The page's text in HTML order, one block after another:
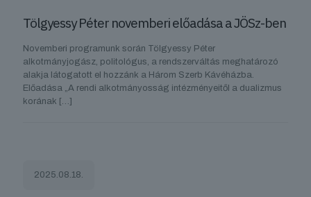
Tölgyessy Péter novemberi előadása a JÖSz-ben
Novemberi programunk során Tölgyessy Péter
alkotmányjogász, politológus, a rendszerváltás meghatározó
alakja látogatott el hozzánk a Három Szerb Kávéházba.
Előadása „A rendi alkotmányosság intézményeitől a dualizmus
korának […]
2025.08.18.